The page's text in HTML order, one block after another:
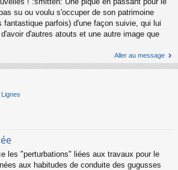
su ou voulu s'occuper de son patrimoine
fantastique parfois) d'une façon suivie, qui lui
d'autres atouts et une autre image que
Aller au message
les "perturbations" liées aux travaux pour le
aux habitudes de conduite des gugusses